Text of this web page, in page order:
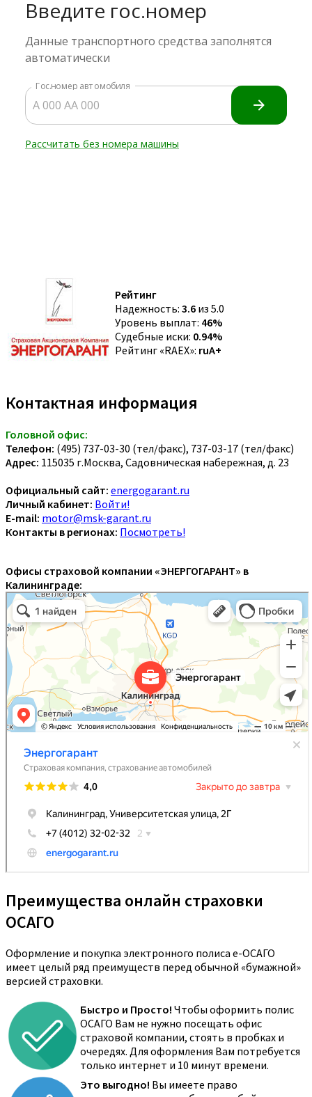
Рейтинг
Надежность: 3.6 из 5.0
Уровень выплат: 46%
Судебные иски: 0.94%
Рейтинг «RAEX»: ruA+
Контактная информация
Головной офис:
Телефон: (495) 737-03-30 (тел/факс), 737-03-17 (тел/факс)
Адрес: 115035 г.Москва, Садовническая набережная, д. 23
Официальный сайт: energogarant.ru
Личный кабинет: Войти!
E-mail: motor@msk-garant.ru
Контакты в регионах: Посмотреть!
Офисы страховой компании «ЭНЕРГОГАРАНТ» в
Калининграде:
Преимущества онлайн страховки
ОСАГО
Оформление и покупка электронного полиса е-ОСАГО
имеет целый ряд преимуществ перед обычной «бумажной»
версией страховки.
Быстро и Просто! Чтобы оформить полис
ОСАГО Вам не нужно посещать офис
страховой компании, стоять в пробках и
очередях. Для оформления Вам потребуется
только интернет и 10 минут времени.
Это выгодно! Вы имеете право